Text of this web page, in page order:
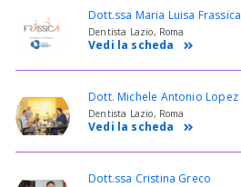
Dott.ssa Maria Luisa Frassica
Dentista Lazio, Roma
Vedi la scheda
Dott. Michele Antonio Lopez
Dentista Lazio, Roma
Vedi la scheda
Dott.ssa Cristina Greco